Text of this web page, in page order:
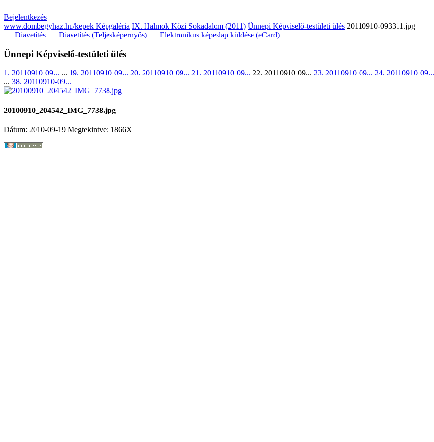
Bejelentkezés
www.dombegyhaz.hu/kepek Képgaléria IX. Halmok Közi Sokadalom (2011) Ünnepi Képviselő-testületi ülés 20110910-093311.jpg
Diavetítés
Diavetítés (Teljesképernyős) Elektronikus képeslap küldése (eCard)
Ünnepi Képviselő-testületi ülés
1. 20110910-09... ... 19. 20110910-09... 20. 20110910-09... 21. 20110910-09... 22. 20110910-09... 23. 20110910-09... 24. 20110910-09...
... 38. 20110910-09...
20100910_204542_IMG_7738.jpg
Dátum: 2010-09-19 Megtekintve: 1866X